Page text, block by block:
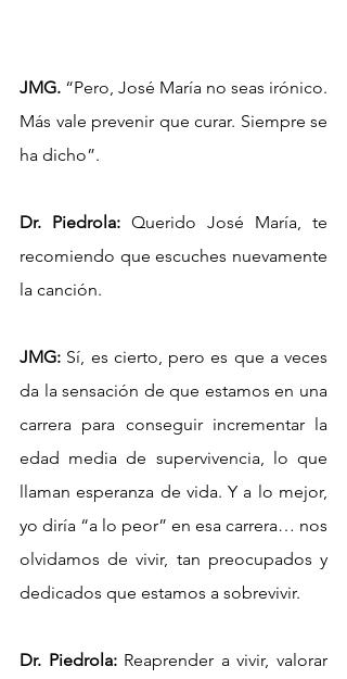
JMG. “Pero, José María no seas irónico.
Más vale prevenir que curar. Siempre se
ha dicho”.
Dr. Piedrola: Querido José María, te
recomiendo que escuches nuevamente
la canción.
JMG: Sí, es cierto, pero es que a veces
da la sensación de que estamos en una
carrera para conseguir incrementar la
edad media de supervivencia, lo que
llaman esperanza de vida. Y a lo mejor,
yo diría “a lo peor” en esa carrera… nos
olvidamos de vivir, tan preocupados y
dedicados que estamos a sobrevivir.
Dr. Piedrola: Reaprender a vivir, valorar